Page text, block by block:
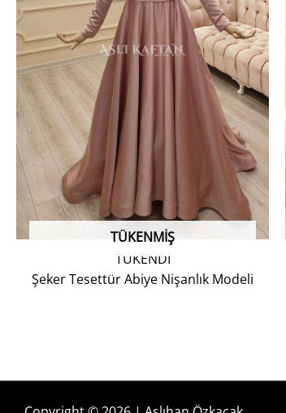
TÜKENDİ
TÜKENMIŞ
Şeker Tesettür Abiye Nişanlık Modeli